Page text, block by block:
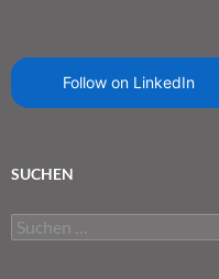
Follow on LinkedIn
SUCHEN
Suchen
nach: